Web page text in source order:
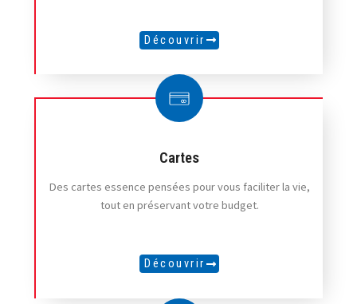
Découvrir
Cartes
Des cartes essence pensées pour vous faciliter la vie,
tout en préservant votre budget.
Découvrir